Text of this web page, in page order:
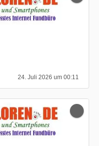
24. Juli 2026 um 00:11